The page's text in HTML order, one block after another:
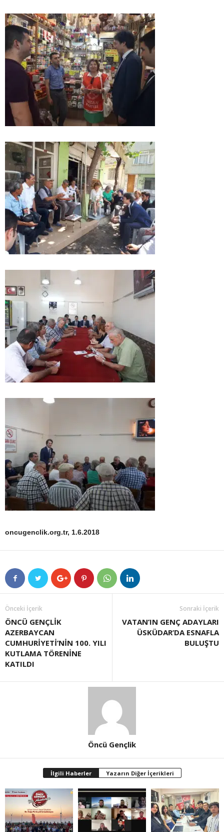
oncugenclik.org.tr, 1.6.2018
Önceki İçerik
ÖNCÜ GENÇLİK
AZERBAYCAN
CUMHURİYETİ’NİN 100. YILI
KUTLAMA TÖRENİNE
KATILDI
Sonraki İçerik
VATAN’IN GENÇ ADAYLARI
ÜSKÜDAR’DA ESNAFLA
BULUŞTU
Öncü Gençlik
İlgili Haberler Yazarın Diğer İçerikleri